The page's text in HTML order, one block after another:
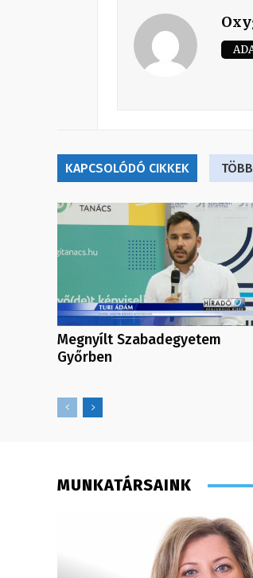
KAPCSOLÓDÓ CIKKEK
Megnyílt Szabadegyetem
Győrben
MUNKATÁRSAINK